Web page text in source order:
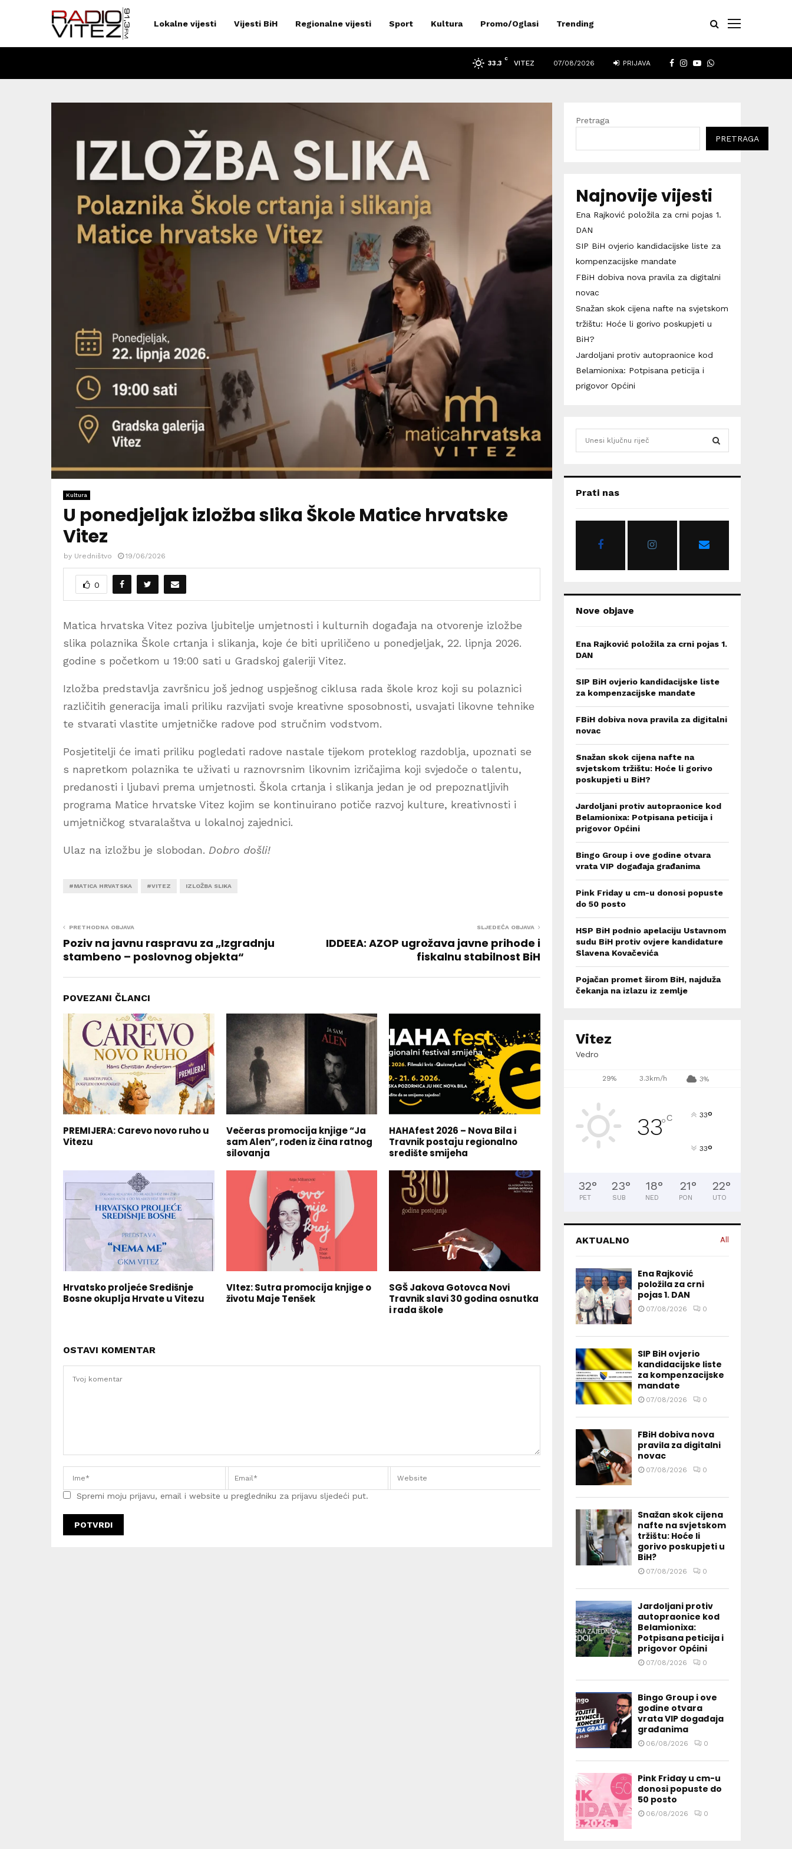
Lokalne vijesti Vijesti BiH Regionalne vijesti Sport Kultura Promo/Oglasi Trending
FACEBOOK
INSTAGRAM
YOUTUBE
WHATSAPP
33.3
C
VITEZ 07/08/2026 PRIJAVA
Kultura
U ponedjeljak izložba slika Škole Matice hrvatske
Vitez
by Uredništvo 19/06/2026
0
Matica hrvatska Vitez poziva ljubitelje umjetnosti i kulturnih događaja na otvorenje izložbe
slika polaznika Škole crtanja i slikanja, koje će biti upriličeno u ponedjeljak, 22. lipnja 2026.
godine s početkom u 19:00 sati u Gradskoj galeriji Vitez.
Izložba predstavlja završnicu još jednog uspješnog ciklusa rada škole kroz koji su polaznici
različitih generacija imali priliku razvijati svoje kreativne sposobnosti, usvajati likovne tehnike
te stvarati vlastite umjetničke radove pod stručnim vodstvom.
Posjetitelji će imati priliku pogledati radove nastale tijekom proteklog razdoblja, upoznati se
s napretkom polaznika te uživati u raznovrsnim likovnim izričajima koji svjedoče o talentu,
predanosti i ljubavi prema umjetnosti. Škola crtanja i slikanja jedan je od prepoznatljivih
programa Matice hrvatske Vitez kojim se kontinuirano potiče razvoj kulture, kreativnosti i
umjetničkog stvaralaštva u lokalnoj zajednici.
Ulaz na izložbu je slobodan. Dobro došli!
#MATICA HRVATSKA #VITEZ IZLOŽBA SLIKA
PRETHODNA OBJAVA
Poziv na javnu raspravu za „Izgradnju
stambeno – poslovnog objekta“
SLJEDEĆA OBJAVA
IDDEEA: AZOP ugrožava javne prihode i
fiskalnu stabilnost BiH
POVEZANI ČLANCI
PREMIJERA: Carevo novo ruho u
Vitezu
Večeras promocija knjige “Ja
sam Alen”, rođen iz čina ratnog
silovanja
HAHAfest 2026 – Nova Bila i
Travnik postaju regionalno
središte smijeha
Hrvatsko proljeće Središnje
Bosne okuplja Hrvate u Vitezu
VItez: Sutra promocija knjige o
životu Maje Tenšek
SGŠ Jakova Gotovca Novi
Travnik slavi 30 godina osnutka
i rada škole
OSTAVI KOMENTAR
Spremi moju prijavu, email i website u pregledniku za prijavu sljedeći put.
Pretraga
PRETRAGA
Najnovije vijesti
Ena Rajković položila za crni pojas 1.
DAN
SIP BiH ovjerio kandidacijske liste za
kompenzacijske mandate
FBiH dobiva nova pravila za digitalni
novac
Snažan skok cijena nafte na svjetskom
tržištu: Hoće li gorivo poskupjeti u
BiH?
Jardoljani protiv autopraonice kod
Belamionixa: Potpisana peticija i
prigovor Općini
h
o
Prati nas
Nove objave
Ena Rajković položila za crni pojas 1.
DAN
SIP BiH ovjerio kandidacijske liste
za kompenzacijske mandate
FBiH dobiva nova pravila za digitalni
novac
Snažan skok cijena nafte na
svjetskom tržištu: Hoće li gorivo
poskupjeti u BiH?
Jardoljani protiv autopraonice kod
Belamionixa: Potpisana peticija i
prigovor Općini
Bingo Group i ove godine otvara
vrata VIP događaja građanima
Pink Friday u cm-u donosi popuste
do 50 posto
HSP BiH podnio apelaciju Ustavnom
sudu BiH protiv ovjere kandidature
Slavena Kovačevića
Pojačan promet širom BiH, najduža
čekanja na izlazu iz zemlje
Vitez
Vedro
29% 3.3km/h 3%
33°C 33°
33°
32°
PET
23°
SUB
18°
NED
21°
PON
22°
UTO
AKTUALNO All
Ena Rajković
položila za crni
pojas 1. DAN
07/08/2026 0
SIP BiH ovjerio
kandidacijske liste
za kompenzacijske
mandate
07/08/2026 0
FBiH dobiva nova
pravila za digitalni
novac
07/08/2026 0
Snažan skok cijena
nafte na svjetskom
tržištu: Hoće li
gorivo poskupjeti u
BiH?
07/08/2026 0
Jardoljani protiv
autopraonice kod
Belamionixa:
Potpisana peticija i
prigovor Općini
07/08/2026 0
Bingo Group i ove
godine otvara
vrata VIP događaja
građanima
06/08/2026 0
Pink Friday u cm-u
donosi popuste do
50 posto
06/08/2026 0